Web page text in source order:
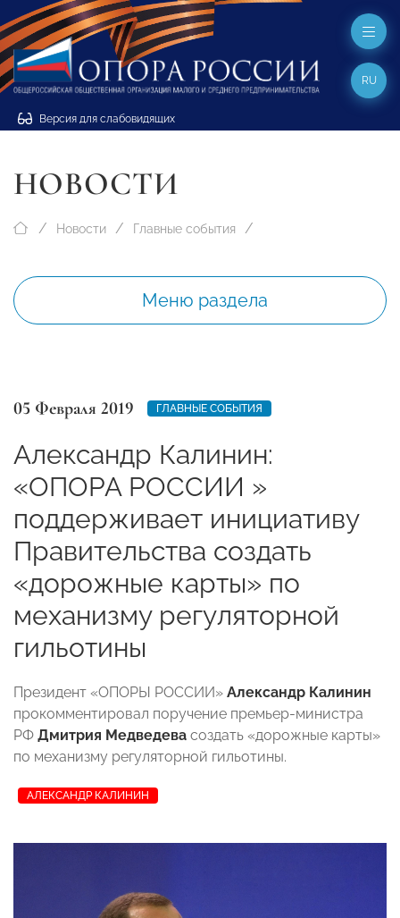
Версия для слабовидящих
RU
НОВОСТИ
Новости Главные события
Меню раздела
05 Февраля 2019 ГЛАВНЫЕ СОБЫТИЯ
Александр Калинин:
«ОПОРА РОССИИ »
поддерживает инициативу
Правительства создать
«дорожные карты» по
механизму регуляторной
гильотины
Президент «ОПОРЫ РОССИИ» Александр Калинин
прокомментировал поручение премьер-министра
РФ Дмитрия Медведева создать «дорожные карты»
по механизму регуляторной гильотины.
АЛЕКСАНДР КАЛИНИН